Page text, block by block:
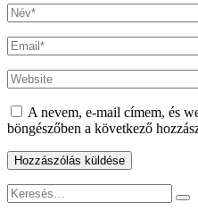
A nevem, e-mail címem, és
böngészőben a következő
Keresés: